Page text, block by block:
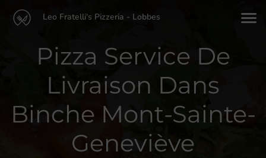
Leo Fratelli's Pizzeria - Lobbes
Pizza Service De
Livraison Dans
Binche Mont-Sainte-
Geneviève